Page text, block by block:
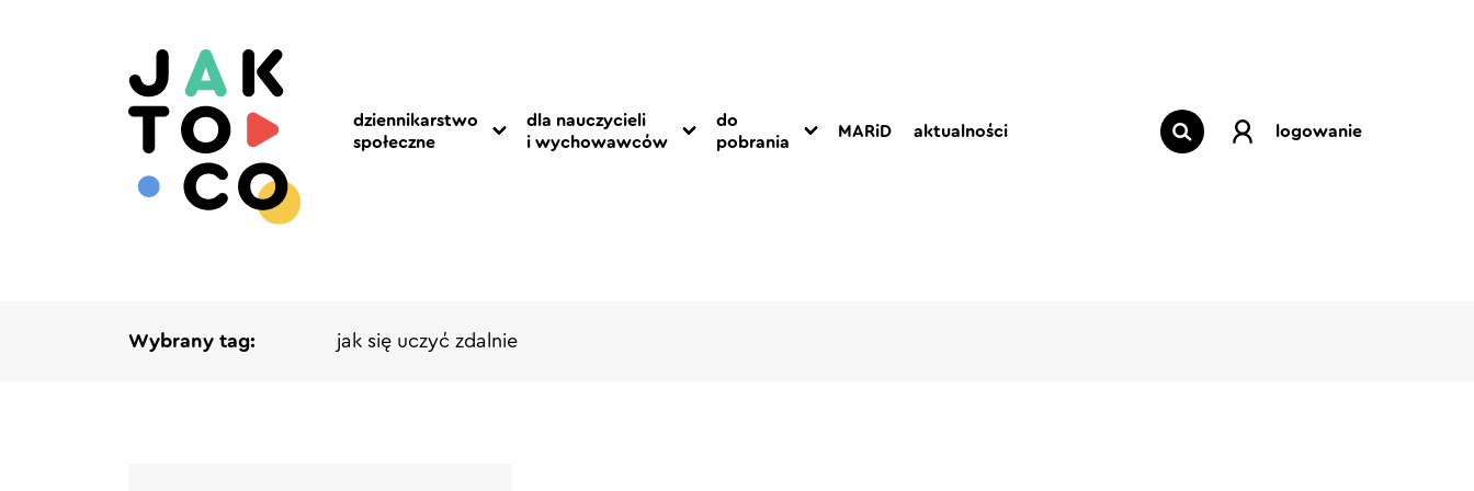
dziennikarstwo
społeczne
dla nauczycieli
i wychowawców
do
pobrania
MARiD aktualności logowanie
Wybrany tag: jak się uczyć zdalnie